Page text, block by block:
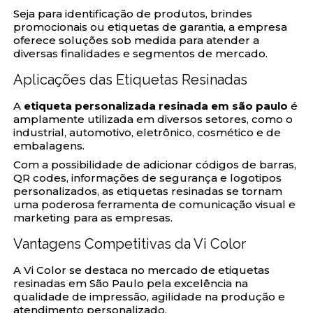
Seja para identificação de produtos, brindes
promocionais ou etiquetas de garantia, a empresa
oferece soluções sob medida para atender a
diversas finalidades e segmentos de mercado.
Aplicações das Etiquetas Resinadas
A etiqueta personalizada resinada em são paulo é
amplamente utilizada em diversos setores, como o
industrial, automotivo, eletrônico, cosmético e de
embalagens.
Com a possibilidade de adicionar códigos de barras,
QR codes, informações de segurança e logotipos
personalizados, as etiquetas resinadas se tornam
uma poderosa ferramenta de comunicação visual e
marketing para as empresas.
Vantagens Competitivas da Vi Color
A Vi Color se destaca no mercado de etiquetas
resinadas em São Paulo pela excelência na
qualidade de impressão, agilidade na produção e
atendimento personalizado.